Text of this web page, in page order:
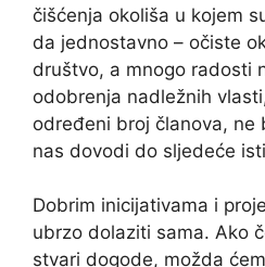
čišćenja okoliša u kojem
da jednostavno – očiste
društvo, a mnogo radosti
odobrenja nadležnih
određeni broj članova, ne
nas dovodi do sljedeće
Dobrim inicijativama i
ubrzo dolaziti sama. Ako
stvari dogode, možda